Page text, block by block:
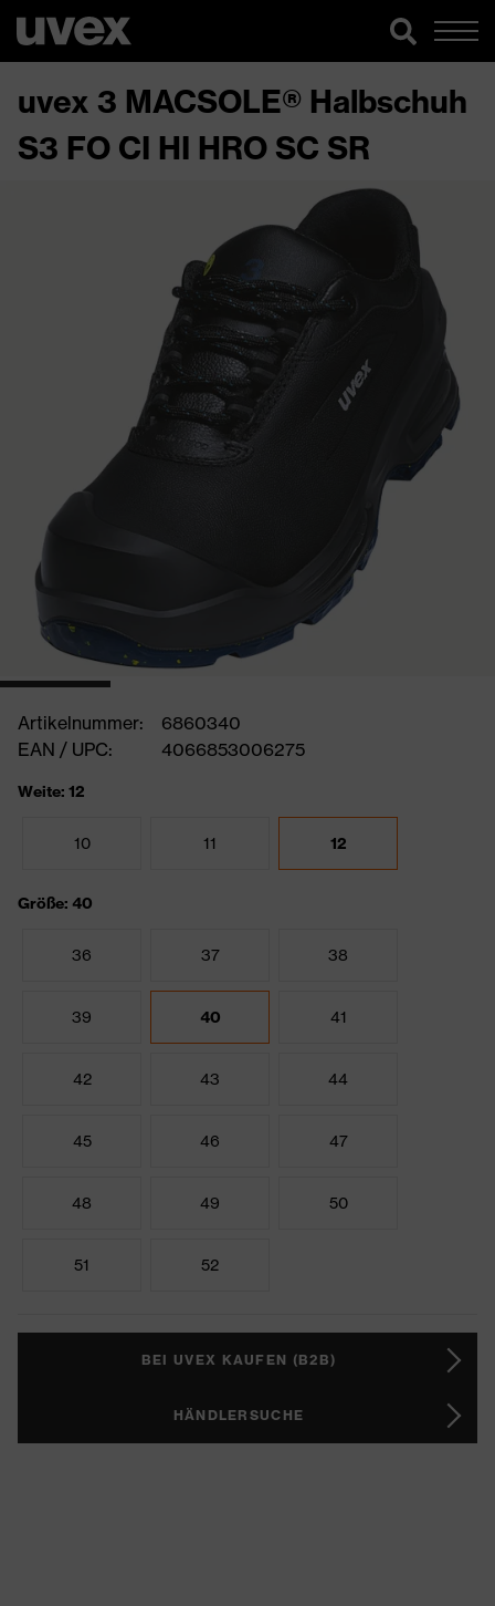
uvex 3 MACSOLE® Halbschuh
S3 FO CI HI HRO SC SR
Artikelnummer:
6860340
EAN / UPC:
4066853006275
Weite: 12
10 11 12
Größe: 40
36 37 38
39 40 41
42 43 44
45 46 47
48 49 50
51 52
BEI UVEX KAUFEN (B2B)
HÄNDLERSUCHE